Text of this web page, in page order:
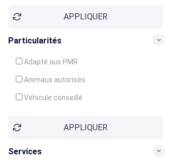
Soins du corpsAPPLIQUER
Particularités
Adapté aux PMR
Animaux autorisés
Véhicule conseillé
APPLIQUER
Services